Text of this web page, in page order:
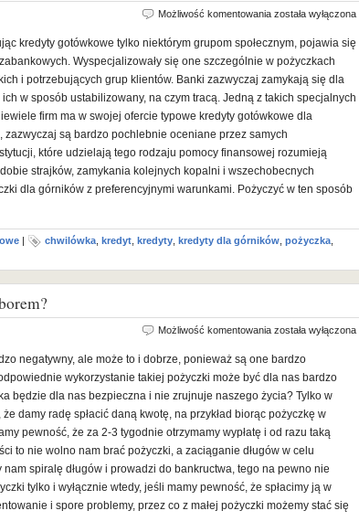
Możliwość komentowania Kredyty
górników
została wyłączona
kredyty gotówkowe tylko niektórym grupom społecznym, pojawia się
Wyspecjalizowały się one szczególnie w pożyczkach
i potrzebujących grup klientów. Banki zazwyczaj zamykają się dla
w sposób ustabilizowany, na czym tracą. Jedną z takich specjalnych
firm ma w swojej ofercie typowe kredyty gotówkowe dla
są bardzo pochlebnie oceniane przez samych
które udzielają tego rodzaju pomocy finansowej rozumieją
strajków, zamykania kolejnych kopalni i wszechobecnych
dla górników z preferencyjnymi warunkami. Pożyczyć w ten sposób
| chwilówka kredyt kredyty kredyty dla górników pożyczka
Możliwość komentowania Kiedy
jest
dobrym
wyborem?
została wyłączona
negatywny, ale może to i dobrze, ponieważ są one bardzo
wykorzystanie takiej pożyczki może być dla nas bardzo
będzie dla nas bezpieczna i nie zrujnuje naszego życia? Tylko w
damy radę spłacić daną kwotę, na przykład biorąc pożyczkę w
pewność, że za 2-3 tygodnie otrzymamy wypłatę i od razu taką
to nie wolno nam brać pożyczki, a zaciąganie długów w celu
spiralę długów i prowadzi do bankructwa, tego na pewno nie
tylko i wyłącznie wtedy, jeśli mamy pewność, że spłacimy ją w
i spore problemy, przez co z małej pożyczki możemy stać się